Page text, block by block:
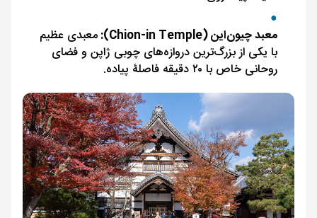
معبد چیون‌این (Chion-in Temple):
معبدی عظیم
با یکی از بزرگ‌ترین دروازه‌های چوبی ژاپن و فضای
روحانی خاص با ۲۰ دقیقه فاصلۀ پیاده.